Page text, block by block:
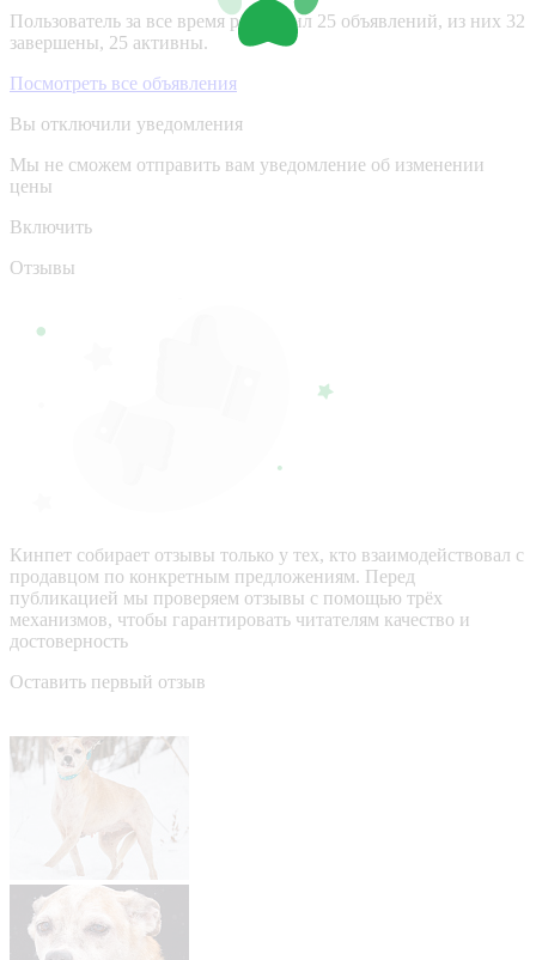
Пользователь за все время разместил 25 объявлений, из них 32
завершены, 25 активны.
Посмотреть все объявления
Вы отключили уведомления
Мы не сможем отправить вам уведомление об изменении
цены
Включить
Отзывы
Кинпет собирает отзывы только у тех, кто взаимодействовал с
продавцом по конкретным предложениям. Перед
публикацией мы проверяем отзывы с помощью трёх
механизмов, чтобы гарантировать читателям качество и
достоверность
Оставить первый отзыв